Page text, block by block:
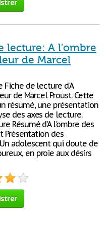
lecture: A l'ombre
de Marcel
Fiche de lecture d'A
de Marcel Proust. Cette
résumé, une présentation
des axes de lecture.
Résumé d'A l'ombre des
Présentation des
adolescent qui doute de
en proie aux désirs